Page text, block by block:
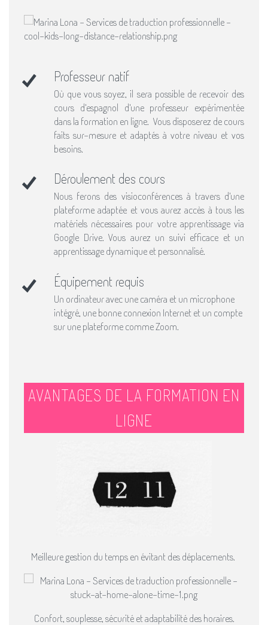
Professeur natif
Où que vous soyez, il sera possible de recevoir des
cours d'espagnol d'une professeur expérimentée
dans la formation en ligne. Vous disposerez de ​cours
faits sur-mesure et adaptés à votre niveau et vos
besoins​.
Déroulement des cours
Nous ferons des visioconférences à travers d'une
plateforme adaptée et vous aurez accès à tous les
matériels nécessaires pour votre apprentissage via
Google Drive. Vous aurez un suivi efficace et un
apprentissage dynamique et personnalisé​.
Équipement requis
Un ordinateur avec une caméra et un microphone
intégré, une bonne connexion Internet et un compte
sur une plateforme comme Zoom.
AVANTAGES DE LA FORMATION EN
LIGNE
Meilleure gestion du temps en évitant des déplacements​.
Confort, souplesse, sécurité et adaptabilité des horaires.